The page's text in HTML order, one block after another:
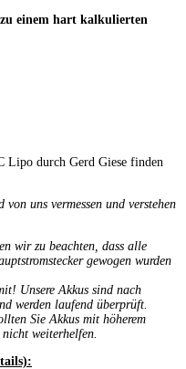
einem hart kalkulierten
Lipo durch Gerd Giese finden
uns vermessen und verstehen
wir zu beachten, dass alle
gewogen wurden
Unsere Akkus sind nach
werden laufend überprüft.
Sie Akkus mit höherem
weiterhelfen.